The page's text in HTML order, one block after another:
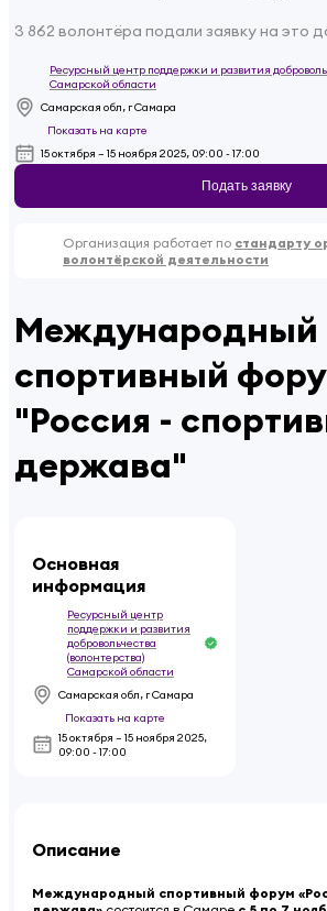
3 862 волонтёра подали заявку на это
Ресурсный центр поддержки и развития
Самарской области
Самарская обл, г Самара
Показать на карте
15 октября – 15 ноября 2025, 09:00 - 17:00
Подать заявку
Организация работает по стандарту
волонтёрской деятельности
Международный
спортивный
"Россия -
держава"
Основная
информация
Ресурсный центр
поддержки и развития
добровольчества
(волонтерства)
Самарской области
Самарская обл, г Самара
Показать на карте
15 октября – 15 ноября 2025,
09:00 - 17:00
Описание
Международный спортивный форум